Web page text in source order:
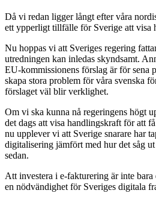
Då vi redan ligger långt efter våra
ett ypperligt tillfälle för Sverige att visa
Nu hoppas vi att Sveriges regering
utredningen kan inledas skyndsamt.
EU-kommissionens förslag är för sena
skapa stora problem för våra svenska
förslaget väl blir verklighet.
Om vi ska kunna nå regeringens högt
det dags att visa handlingskraft för att
nu upplever vi att Sverige snarare har
digitalisering jämfört med hur det såg
sedan.
Att investera i e-fakturering är inte
en nödvändighet för Sveriges digitala